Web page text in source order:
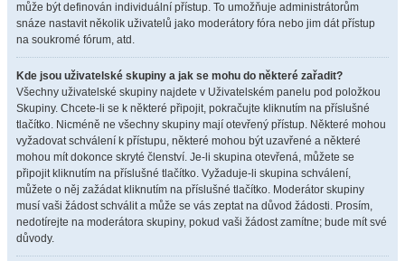
může být definován individuální přístup. To umožňuje administrátorům
snáze nastavit několik uživatelů jako moderátory fóra nebo jim dát přístup
na soukromé fórum, atd.
Kde jsou uživatelské skupiny a jak se mohu do některé zařadit?
Všechny uživatelské skupiny najdete v Uživatelském panelu pod položkou
Skupiny. Chcete-li se k některé připojit, pokračujte kliknutím na příslušné
tlačítko. Nicméně ne všechny skupiny mají otevřený přístup. Některé mohou
vyžadovat schválení k přístupu, některé mohou být uzavřené a některé
mohou mít dokonce skryté členství. Je-li skupina otevřená, můžete se
připojit kliknutím na příslušné tlačítko. Vyžaduje-li skupina schválení,
můžete o něj zažádat kliknutím na příslušné tlačítko. Moderátor skupiny
musí vaši žádost schválit a může se vás zeptat na důvod žádosti. Prosím,
nedotírejte na moderátora skupiny, pokud vaši žádost zamítne; bude mít své
důvody.